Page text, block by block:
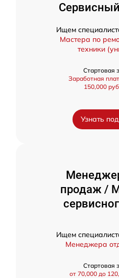
Ищем
Мастера по
техники
Стартовая
Заработная
150,000
Узнать
продаж /
Ищем
Менеджера
Стартовая
от 70,000 до